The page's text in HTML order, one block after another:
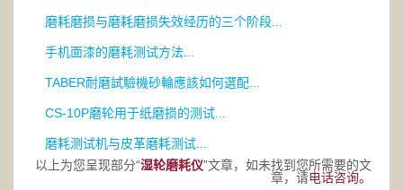
磨耗磨损与磨耗磨损失效经历的三个阶段...
手机面漆的磨耗测试方法...
TABER耐磨試驗機砂輪應該如何選配...
CS-10P磨轮用于纸磨损的测试...
磨耗测试机与皮革磨耗测试...
以上为您呈现部分“湿轮磨耗仪”文章，如未找到您所需要的文
章，请电话咨询。